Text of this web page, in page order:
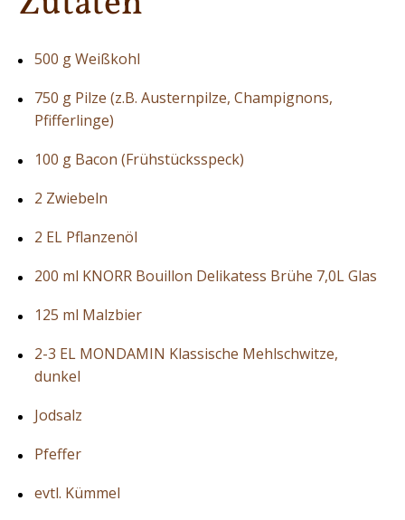
500 g Weißkohl
750 g Pilze (z.B. Austernpilze, Champignons,
Pfifferlinge)
100 g Bacon (Frühstücksspeck)
2 Zwiebeln
2 EL Pflanzenöl
200 ml KNORR Bouillon Delikatess Brühe 7,0L Glas
125 ml Malzbier
2-3 EL MONDAMIN Klassische Mehlschwitze,
dunkel
Jodsalz
Pfeffer
evtl. Kümmel